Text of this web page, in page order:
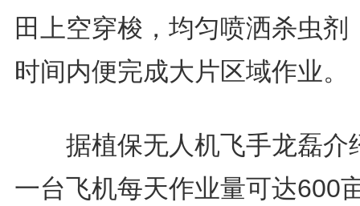
田上空穿梭，均匀喷洒杀虫剂
时间内便完成大片区域作业。
据植保无人机飞手龙磊介
一台飞机每天作业量可达600